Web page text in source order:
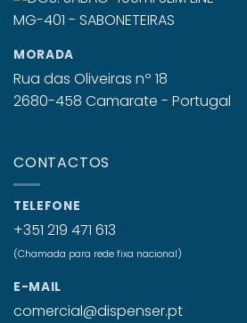
MORADA
Rua das Oliveiras nº 18
2680-458 Camarate - Portugal
CONTACTOS
TELEFONE
+351 219 471 613
(Chamada para rede fixa nacional)
E-MAIL
comercial@dispenser.pt